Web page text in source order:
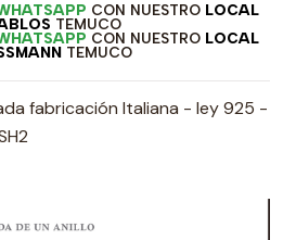
CON NUESTRO LOCAL
TEMUCO
CON NUESTRO LOCAL
TEMUCO
fabricación Italiana - ley 925 -